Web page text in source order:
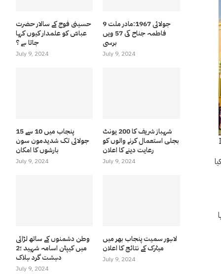
مقرر کیا
حسینی فوج کے سالار حضرت
عباسّ کو علمدار کیوں کہا
جاتا ہے ؟
July 9, 2024
9 جولائی 1967:مادر ملت
فاطمہ جناح کی 57 ویں
برسی
July 9, 2024
پنجاب میں 10 سے 15
جولائی تک شدیدمون سون
بارشوں کا امکان
July 9, 2024
شہباز شریف کا 200 یونٹ
بجلی استعمال کرنے والوں کو
رعایت دینے کا اعلان
July 9, 2024
وطن دشمنوں کے ساتھ لڑائی
میں کیپٹن اسامہ شہید ؛2
دہشت گرد ہلاک
July 9, 2024
لاہور سمیت پنجاب بھر میں
میٹرک کے نتائج کا اعلان
July 9, 2024